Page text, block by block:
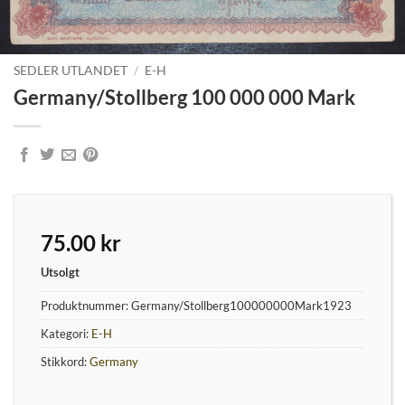
SEDLER UTLANDET / E-H
Germany/Stollberg 100 000 000 Mark
75.00 kr
Utsolgt
Produktnummer:Germany/Stollberg100000000Mark1923
Kategori: E-H
Stikkord:Germany